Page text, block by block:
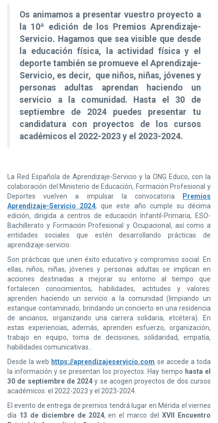
Os animamos a presentar vuestro proyecto a
la 10ª edición de los Premios Aprendizaje-
Servicio. Hagamos que sea visible que desde
la educación física, la actividad física y el
deporte también se promueve el Aprendizaje-
Servicio, es decir, que niños, niñas, jóvenes y
personas adultas aprendan haciendo un
servicio a la comunidad. Hasta el 30 de
septiembre de 2024 puedes presentar tu
candidatura con proyectos de los cursos
académicos el 2022-2023 y el 2023-2024.
La Red Española de Aprendizaje-Servicio y la ONG Educo, con la
colaboración del Ministerio de Educación, Formación Profesional y
Deportes vuelven a impulsar la convocatoria
Premios
Aprendizaje-Servicio 2024, que este año cumple su décima
edición, dirigida a centros de educación Infantil-Primaria, ESO-
Bachillerato y Formación Profesional y Ocupacional, así como a
entidades sociales que estén desarrollando prácticas de
aprendizaje-servicio.
Son prácticas que unen éxito educativo y compromiso social. En
ellas, niños, niñas, jóvenes y personas adultas se implican en
acciones destinadas a mejorar su entorno al tiempo que
fortalecen conocimientos, habilidades, actitudes y valores:
aprenden haciendo un servicio a la comunidad (limpiando un
estanque contaminado, brindando un concierto en una residencia
de ancianos, organizando una carrera solidaria, etcétera). En
estas experiencias, además, aprenden esfuerzo, organización,
trabajo en equipo, toma de decisiones, solidaridad, empatía,
habilidades comunicativas...
Desde la web https://aprendizajeservicio.com se accede a toda
la información y se presentan los proyectos. Hay tiempo hasta el
30 de septiembre de 2024 y se acogen proyectos de dos cursos
académicos: el 2022-2023 y el 2023-2024.
El evento de entrega de premios tendrá lugar en Mérida el viernes
día 13 de diciembre de 2024, en el marco delXVII Encuentro